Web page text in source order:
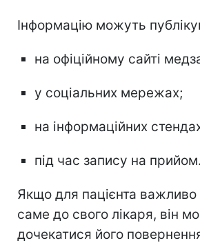
Інформацію можуть
на офіційному сайті
у соціальних мережах;
на інформаційних
під час запису на прийом.
Якщо для пацієнта важливо
саме до свого лікаря, він
дочекатися його